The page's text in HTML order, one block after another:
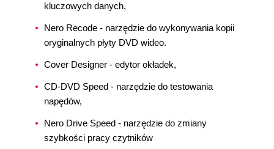
kluczowych danych,
Nero Recode - narzędzie do wykonywania kopii
oryginalnych płyty DVD wideo.
Cover Designer - edytor okładek,
CD-DVD Speed - narzędzie do testowania
napędów,
Nero Drive Speed - narzędzie do zmiany
szybkości pracy czytników